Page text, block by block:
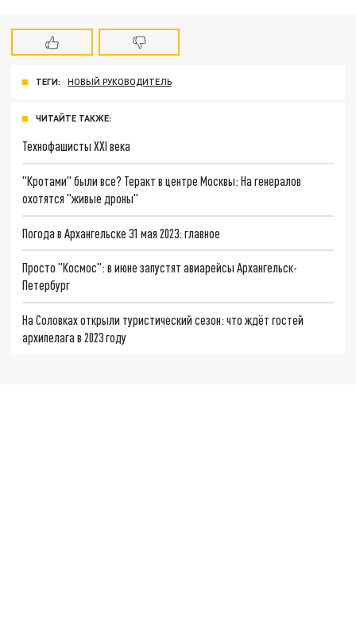
ТЕГИ: НОВЫЙ РУКОВОДИТЕЛЬ
ЧИТАЙТЕ ТАКЖЕ:
Технофашисты XXI века
"Кротами" были все? Теракт в центре Москвы: На генералов
охотятся "живые дроны"
Погода в Архангельске 31 мая 2023: главное
Просто "Космос": в июне запустят авиарейсы Архангельск-
Петербург
На Соловках открыли туристический сезон: что ждёт гостей
архипелага в 2023 году